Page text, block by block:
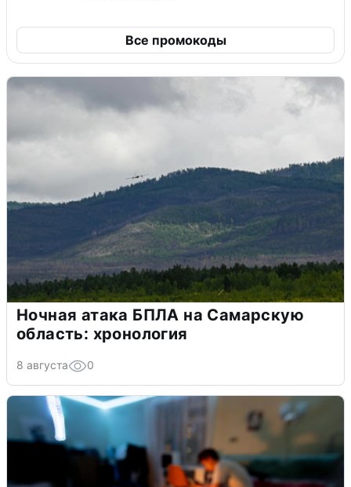
Все промокоды
Ночная атака БПЛА на Самарскую
область: хронология
8 августа 0